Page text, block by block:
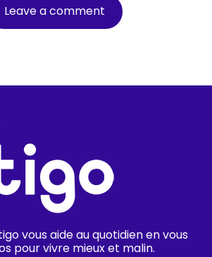
vous aide au quotidien en vous
pour vivre mieux et malin.